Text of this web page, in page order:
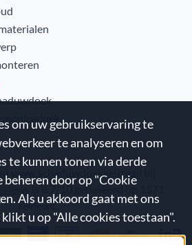
www.schaduwdoekkeuze.nl bij
is 8.7/10 gebaseerd op 1571
reviews.
om uw gebruikservaring te
te analyseren en om
te kunnen tonen via derde
beheren door op "Cookie
Als u akkoord gaat met ons
u op "Alle cookies toestaan".